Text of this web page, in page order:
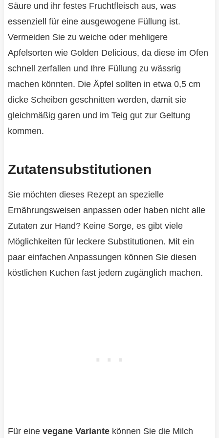
Säure und ihr festes Fruchtfleisch aus, was
essenziell für eine ausgewogene Füllung ist.
Vermeiden Sie zu weiche oder mehligere
Apfelsorten wie Golden Delicious, da diese im Ofen
schnell zerfallen und Ihre Füllung zu wässrig
machen könnten. Die Äpfel sollten in etwa 0,5 cm
dicke Scheiben geschnitten werden, damit sie
gleichmäßig garen und im Teig gut zur Geltung
kommen.
Zutatensubstitutionen
Sie möchten dieses Rezept an spezielle
Ernährungsweisen anpassen oder haben nicht alle
Zutaten zur Hand? Keine Sorge, es gibt viele
Möglichkeiten für leckere Substitutionen. Mit ein
paar einfachen Anpassungen können Sie diesen
köstlichen Kuchen fast jedem zugänglich machen.
Für eine vegane Variantekönnen Sie die Milch